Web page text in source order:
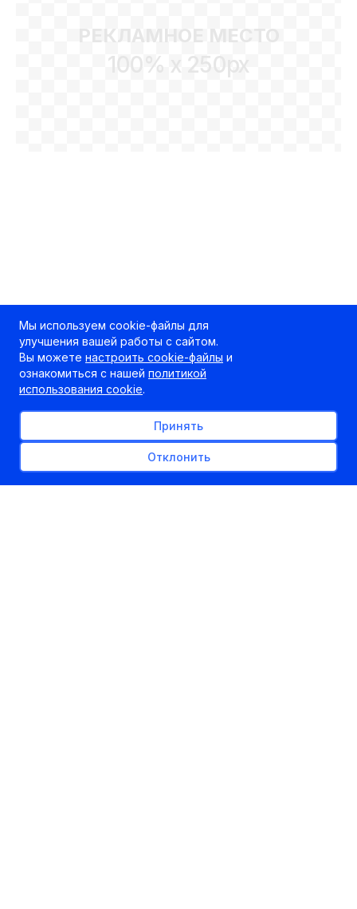
РЕКЛАМНОЕ МЕСТО
100% x 250px
Мы используем cookie-файлы для
улучшения вашей работы с сайтом.
Вы можете настроить cookie-файлы и
ознакомиться с нашей политикой
использования cookie.
Принять
Отклонить